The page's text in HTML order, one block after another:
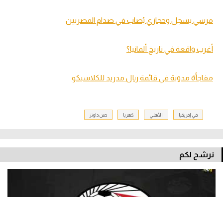
مرسي يسجل وحجازي يُصاب في صدام المصريين
أغرب واقعة في تاريخ ألمانيا؟
مفاجأة مدوية في قائمة ريال مدريد للكلاسيكو
في إفريقيا الأهلي كهربا صن داونز
نرشح لكم